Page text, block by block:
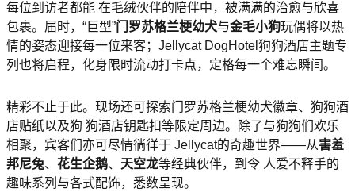
每位到访者都能 在毛绒伙伴的陪伴中，被满满的治愈与欣喜
包裹。届时，“巨型”门罗苏格兰梗幼犬与金毛小狗玩偶将以热
情的姿态迎接每一位来客；Jellycat DogHotel狗狗酒店主题专
列也将启程，化身限时流动打卡点，定格每一个难忘瞬间。
精彩不止于此。现场还可探索门罗苏格兰梗幼犬徽章、狗狗酒
店贴纸以及狗 狗酒店钥匙扣等限定周边。除了与狗狗们欢乐
相聚，宾客们亦可尽情徜徉于 Jellycat的奇趣世界——从害羞
邦尼兔、 花生企鹅、 天空龙等经典伙伴，到令 人爱不释手的
趣味系列与各式配饰，悉数呈现。